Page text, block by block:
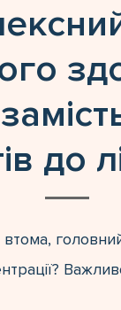
до
втома,